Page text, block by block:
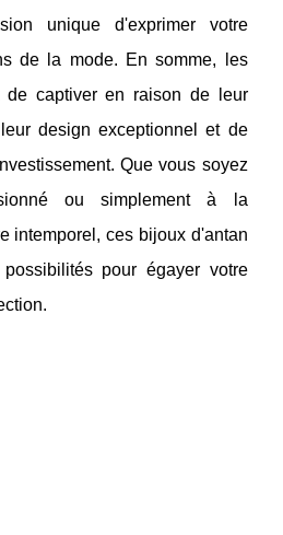
unique d'exprimer votre
de la mode. En somme, les
de captiver en raison de leur
design exceptionnel et de
Que vous soyez
ou simplement à la
intemporel, ces bijoux d'antan
pour égayer votre